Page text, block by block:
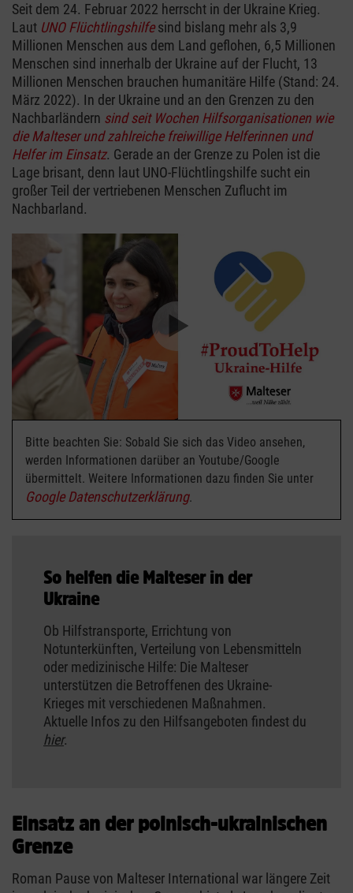
Seit dem 24. Februar 2022 herrscht in der Ukraine Krieg.
Laut UNO Flüchtlingshilfesind bislang mehr als 3,9
Millionen Menschen aus dem Land geflohen, 6,5 Millionen
Menschen sind innerhalb der Ukraine auf der Flucht, 13
Millionen Menschen brauchen humanitäre Hilfe (Stand: 24.
März 2022). In der Ukraine und an den Grenzen zu den
Nachbarländern sind seit Wochen Hilfsorganisationen wie
die Malteser und zahlreiche freiwillige Helferinnen und
Helfer im Einsatz. Gerade an der Grenze zu Polen ist die
Lage brisant, denn laut UNO-Flüchtlingshilfe sucht ein
großer Teil der vertriebenen Menschen Zuflucht im
Nachbarland.
Bitte beachten Sie: Sobald Sie sich das Video ansehen,
werden Informationen darüber an Youtube/Google
übermittelt. Weitere Informationen dazu finden Sie unter
Google Datenschutzerklärung.
So helfen die Malteser in der
Ukraine
Ob Hilfstransporte, Errichtung von
Notunterkünften, Verteilung von Lebensmitteln
oder medizinische Hilfe: Die Malteser
unterstützen die Betroffenen des Ukraine-
Krieges mit verschiedenen Maßnahmen.
Aktuelle Infos zu den Hilfsangeboten findest du
hier.
Einsatz an der polnisch-ukrainischen
Grenze
Roman Pause von Malteser International war längere Zeit